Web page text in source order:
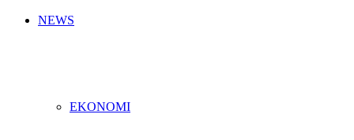
NEWS
EKONOMI